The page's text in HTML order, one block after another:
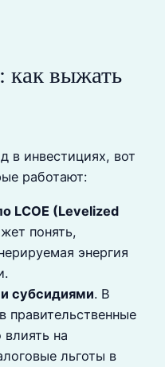
как выжать
в инвестициях, вот
работают:
LCOE (Levelized
понять,
энергия
субсидиями. В
правительственные
на
льготы в